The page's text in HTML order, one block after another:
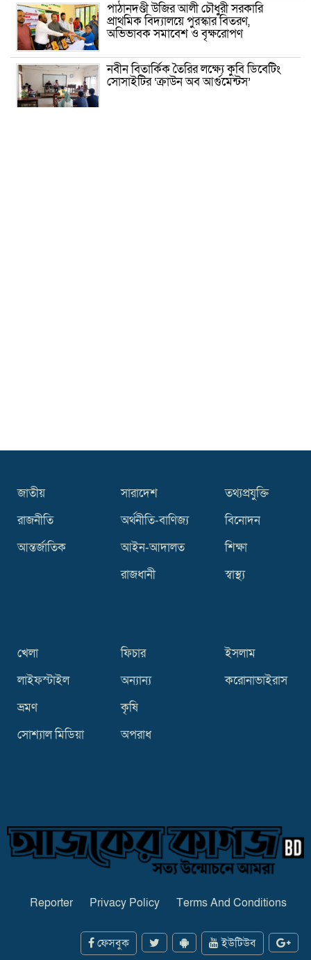
পাঠানদণ্ডী উজির আলী চৌধুরী সরকারি
প্রাথমিক বিদ্যালয়ে পুরস্কার বিতরণ,
অভিভাবক সমাবেশ ও বৃক্ষরোপণ
নবীন বিতার্কিক তৈরির লক্ষ্যে কুবি ডিবেটিং
সোসাইটির ‘ক্রাউন অব আর্গুমেন্টস’
জাতীয়
রাজনীতি
আন্তর্জাতিক
সারাদেশ
অর্থনীতি-বাণিজ্য
আইন-আদালত
রাজধানী
তথ্যপ্রযুক্তি
বিনোদন
শিক্ষা
স্বাস্থ্য
খেলা
লাইফস্টাইল
ভ্রমণ
সোশ্যাল মিডিয়া
ফিচার
অন্যান্য
কৃষি
অপরাধ
ইসলাম
করোনাভাইরাস
Reporter Privacy Policy Terms And Conditions
ফেসবুক ইউটিউব